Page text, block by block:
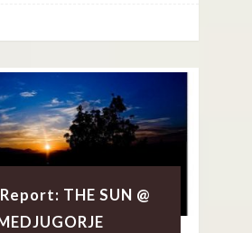
THE SUN @
MEDJUGORJE